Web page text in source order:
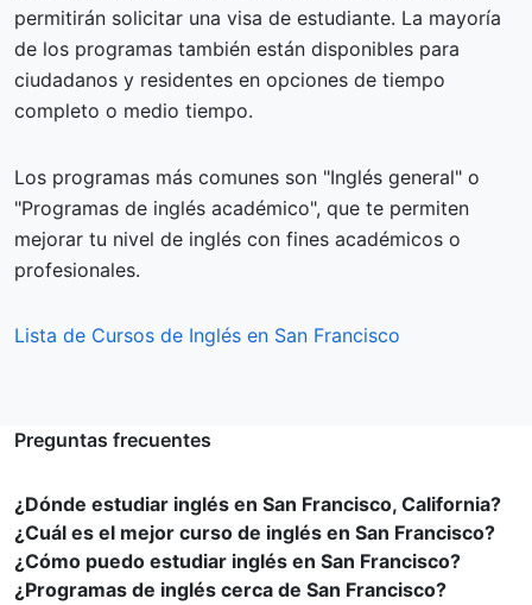
permitirán solicitar una visa de estudiante. La mayoría
de los programas también están disponibles para
ciudadanos y residentes en opciones de tiempo
completo o medio tiempo.
Los programas más comunes son "Inglés general" o
"Programas de inglés académico", que te permiten
mejorar tu nivel de inglés con fines académicos o
profesionales.
Lista de Cursos de Inglés en San Francisco
Preguntas frecuentes
¿Dónde estudiar inglés en San Francisco, California?
¿Cuál es el mejor curso de inglés en San Francisco?
¿Cómo puedo estudiar inglés en San Francisco?
¿Programas de inglés cerca de San Francisco?